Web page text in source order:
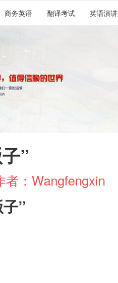
商务英语 翻译考试 英语演讲
”
者：Wangfengxin
”